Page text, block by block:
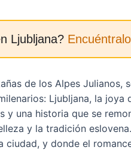
Ljubljana?
de los Alpes Julianos,
Ljubljana, la joya
y una historia que se
y la tradición
ciudad, y donde el